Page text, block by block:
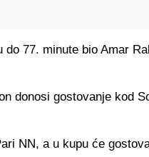
do 77. minute bio Amar
donosi gostovanje kod
NN, a u kupu će